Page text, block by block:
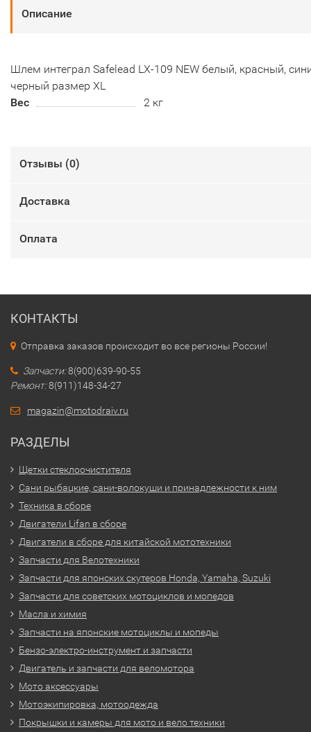
Описание
Шлем интеграл Safelead LX-109 NEW белый, красный,
черный размер XL
Вес
2 кг
Отзывы (0)
Доставка
Оплата
КОНТАКТЫ
Отправка заказов происходит во все регионы России!
Запчасти:8(900)639-90-55
Ремонт:8(911)148-34-27
magazin@motodraiv.ru
РАЗДЕЛЫ
Щетки стеклоочистителя
Сани рыбацкие, сани-волокуши и принадлежности к ним
Техника в сборе
Двигатели Lifan в сборе
Двигатели в сборе для китайской мототехники
Запчасти для Велотехники
Запчасти для японских скутеров Honda, Yamaha, Suzuki
Запчасти для советских мотоциклов и мопедов
Масла и химия
Запчасти на японские мотоциклы и мопеды
Бензо-электро-инструмент и запчасти
Двигатель и запчасти для веломотора
Мото аксессуары
Мотоэкипировка, мотоодежда
Покрышки и камеры для мото и вело техники